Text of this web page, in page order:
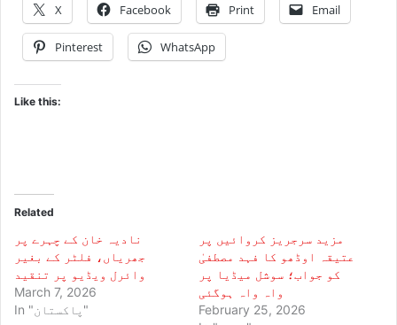
X Facebook Print Email
Pinterest WhatsApp
Like this:
Related
نادیہ خان کے چہرے پر
جھریاں، فلٹر کے بغیر
وائرل ویڈیو پر تنقید
March 7, 2026
In "پاکستان"
مزید سرجریز کروائیں پر
عتیقہ اوڈھو کا فہد مصطفیٰ
کو جواب؛ سوشل میڈیا پر
واہ واہ ہوگئی
February 25, 2026